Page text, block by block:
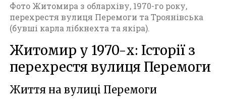
Фото Житомира з облархіву, 1970-го року,
перехрестя вулиця Перемоги та Троянівська
(бувші карла лібкнехта та якіра).
Житомир у 1970-х: Історії з
перехрестя вулиця Перемоги
Життя на вулиці Перемоги